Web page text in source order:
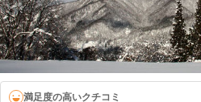
満足度の高いクチコミ